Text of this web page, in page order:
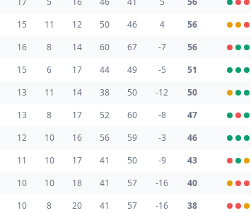
15 11 12 50 46 4
56
16 8 14 60 67 -7
56
15 6 17 44 49 -5
51
13 11 14 38 50 -12
50
13 8 17 52 60 -8
47
12 10 16 56 59 -3
46
11 10 17 41 50 -9
43
10 10 18 41 57 -16
40
10 8 20 41 57 -16
38